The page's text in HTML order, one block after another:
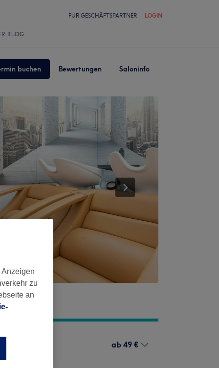
FÜR GESCHÄFTSPARTNER LOGIN
BLOG
buchen Bewertungen Saloninfo
ab 49 €
zu
an